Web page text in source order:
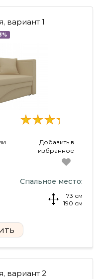
вариант 1
Добавить в
избранное
Спальное место:
73 см
190 см
вариант 2